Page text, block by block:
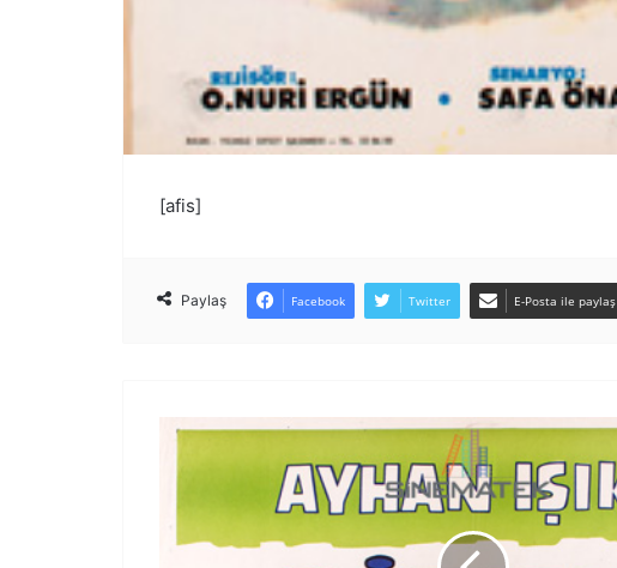
[afis]
Paylaş Facebook Twitter E-Posta ile paylaş